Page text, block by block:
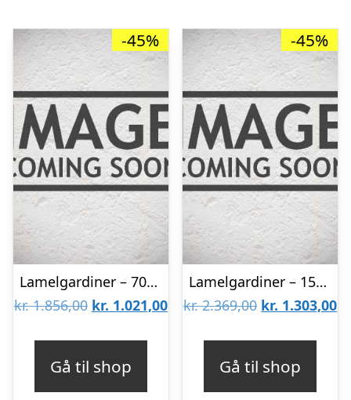
-45%
Lamelgardiner – 70×140 – Beige
kr.1.856,00 Den
kr. 1.021,00Den
Gå til shop
-45%
Lamelgardiner – 150×80 – Beige
kr.2.369,00 Den
kr. 1.303,00
Gå til shop